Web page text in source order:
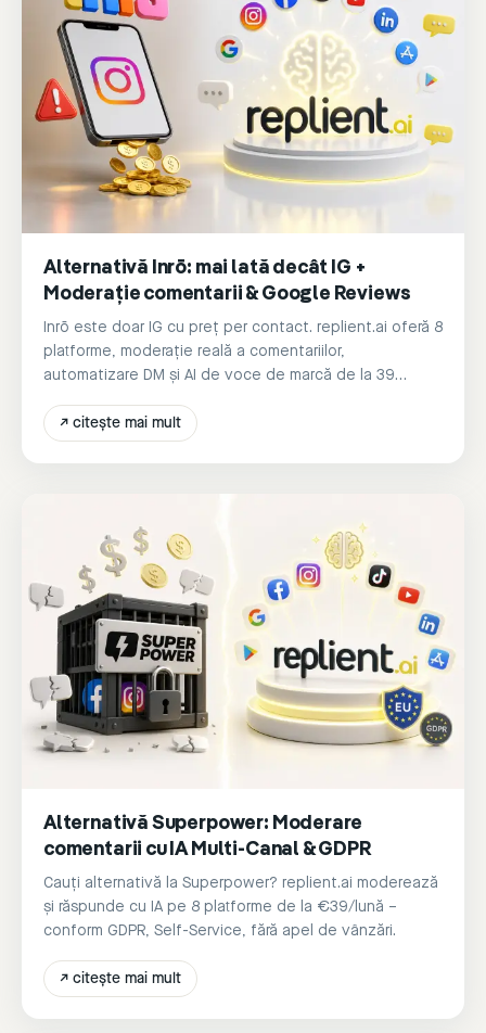
Alternativă Inrō: mai lată decât IG +
Moderație comentarii & Google Reviews
Inrō este doar IG cu preț per contact. replient.ai oferă 8
platforme, moderație reală a comentariilor,
automatizare DM și AI de voce de marcă de la 39
↗ citește mai mult
Alternativă Superpower: Moderare
comentarii cu IA Multi-Canal & GDPR
Cauți alternativă la Superpower? replient.ai moderează
și răspunde cu IA pe 8 platforme de la €39/lună –
conform GDPR, Self-Service, fără apel de vânzări.
↗ citește mai mult